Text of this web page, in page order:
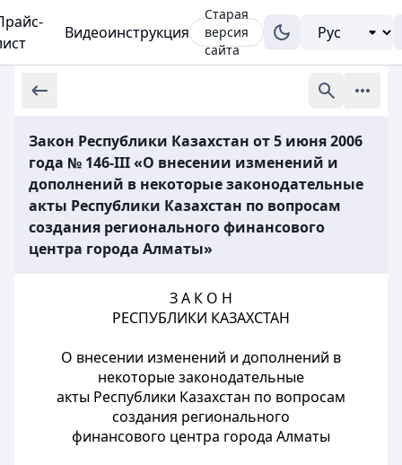
Видеоинструкция
Старая
версия
сайта
Закон Республики Казахстан от 5 июня 2006
года № 146-III «О внесении изменений и
дополнений в некоторые законодательные
акты Республики Казахстан по вопросам
создания регионального финансового
центра города Алматы»
З А К О Н
РЕСПУБЛИКИ КАЗАХСТАН
О внесении изменений и дополнений в
некоторые законодательные
акты Республики Казахстан по вопросам
создания регионального
финансового центра города Алматы